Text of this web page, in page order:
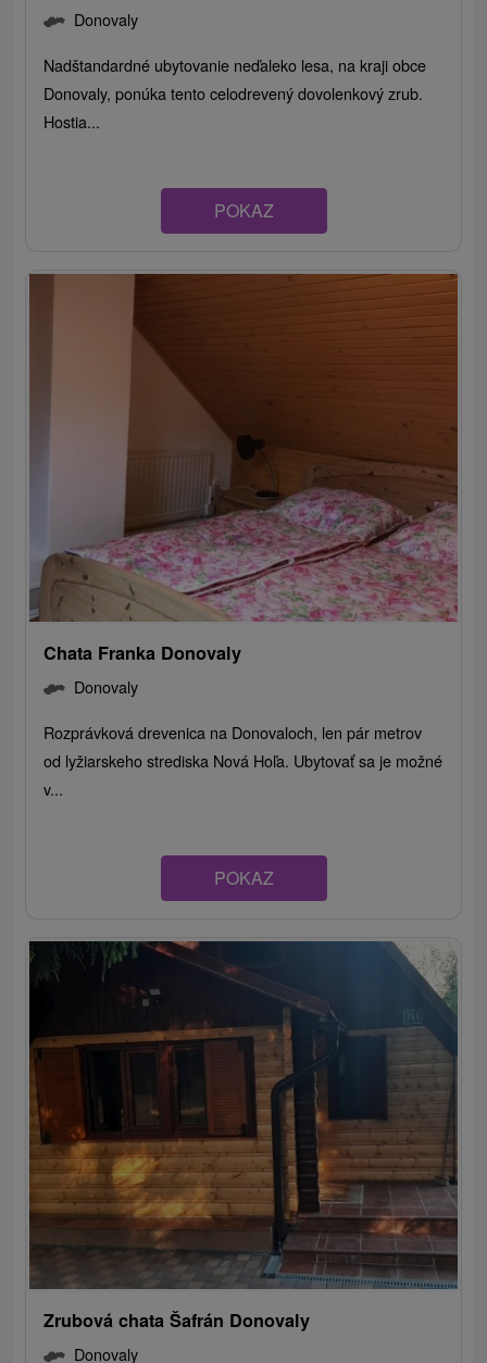
Donovaly
Nadštandardné ubytovanie neďaleko lesa, na kraji obce
Donovaly, ponúka tento celodrevený dovolenkový zrub.
Hostia...
POKAZ
Chata Franka Donovaly
Donovaly
Rozprávková drevenica na Donovaloch, len pár metrov
od lyžiarskeho strediska Nová Hoľa. Ubytovať sa je možné
v...
POKAZ
Zrubová chata Šafrán Donovaly
Donovaly